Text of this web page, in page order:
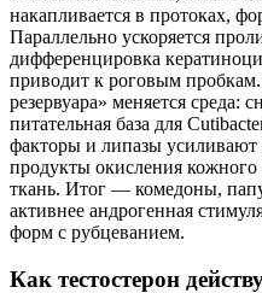
накапливается в протоках,
Параллельно ускоряется
дифференцировка
приводит к роговым
резервуара» меняется среда:
питательная база для
факторы и липазы усиливают
продукты окисления
ткань. Итог — комедоны,
активнее андрогенная
форм с рубцеванием.
Как тестостерон